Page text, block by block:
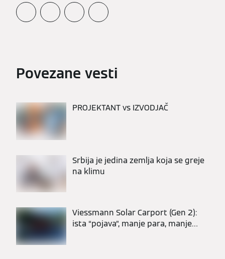
Povezane vesti
PROJEKTANT vs IZVODJAČ
Srbija je jedina zemlja koja se greje
na klimu
Viessmann Solar Carport (Gen 2):
ista “pojava”, manje para, manje